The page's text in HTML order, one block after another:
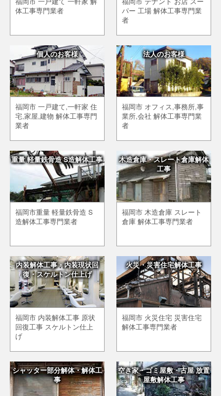
体工事専門業者
パー 工場 解体工事専門業
者
個人のお客様
福岡市 一戸建て,一軒家 住
宅,家屋,建物 解体工事専門
業者
法人のお客様
福岡市 オフィス,事務所,事
業所,会社 解体工事専門業
者
重量 軽量鉄骨造 S造解体工事
福岡市重量 軽量鉄骨造 S
造解体工事専門業者
木造倉庫・スレート倉庫解体
工事
福岡市 木造倉庫 スレート
倉庫 解体工事専門業者
内装解体工事・内装現状回
復・スケルトン仕上げ
福岡市 内装解体工事 原状
回復工事 スケルトン仕上
げ
火災・災害住宅解体工事
福岡市 火災住宅 災害住宅
解体工事専門業者
シャッター部分解体・解体工
事
空き家・ゴミ屋敷・古屋 放置
屋敷解体工事